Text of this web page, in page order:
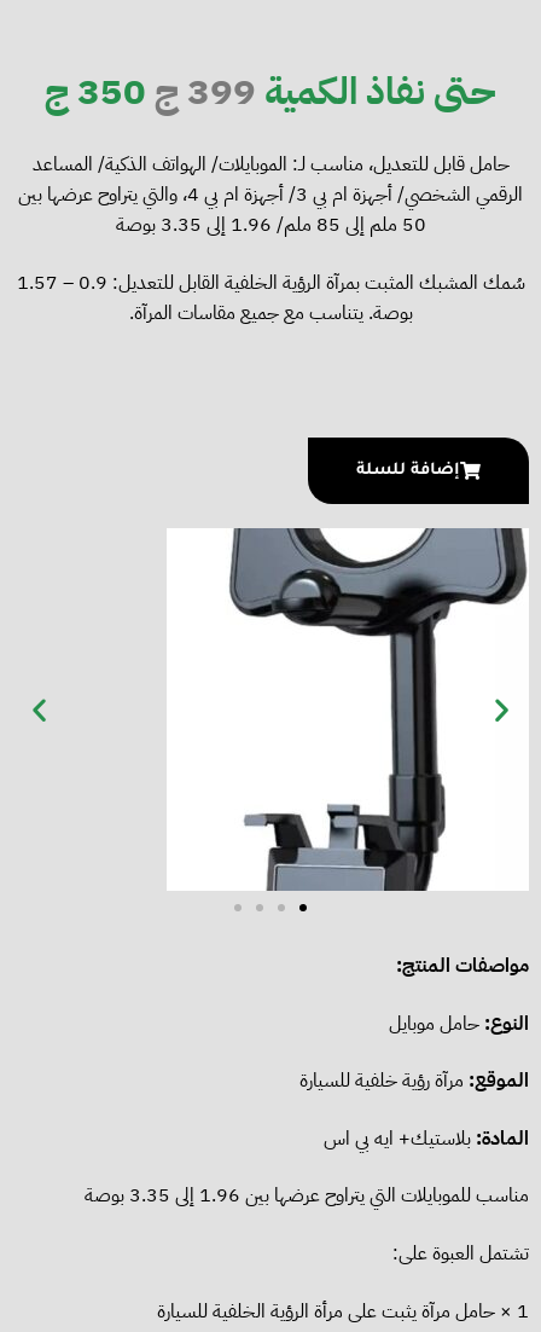
حتى نفاذ الكمية399 ج 350 ج
حامل قابل للتعديل، مناسب لـ: الموبايلات/ الهواتف الذكية/ المساعد
الرقمي الشخصي/ أجهزة ام بي 3/ أجهزة ام بي 4، والتي يتراوح عرضها بين
50 ملم إلى 85 ملم/ 1.96 إلى 3.35 بوصة
سُمك المشبك المثبت بمرآة الرؤية الخلفية القابل للتعديل: 0.9 – 1.57
بوصة. يتناسب مع جميع مقاسات المرآة.
إضافة للسلة
مواصفات المنتج:
النوع: حامل موبايل
الموقع: مرآة رؤية خلفية للسيارة
المادة: بلاستيك+ ايه بي اس
مناسب للموبايلات التي يتراوح عرضها بين 1.96 إلى 3.35 بوصة
تشتمل العبوة على:
1 × حامل مرآة يثبت على مرأة الرؤية الخلفية للسيارة